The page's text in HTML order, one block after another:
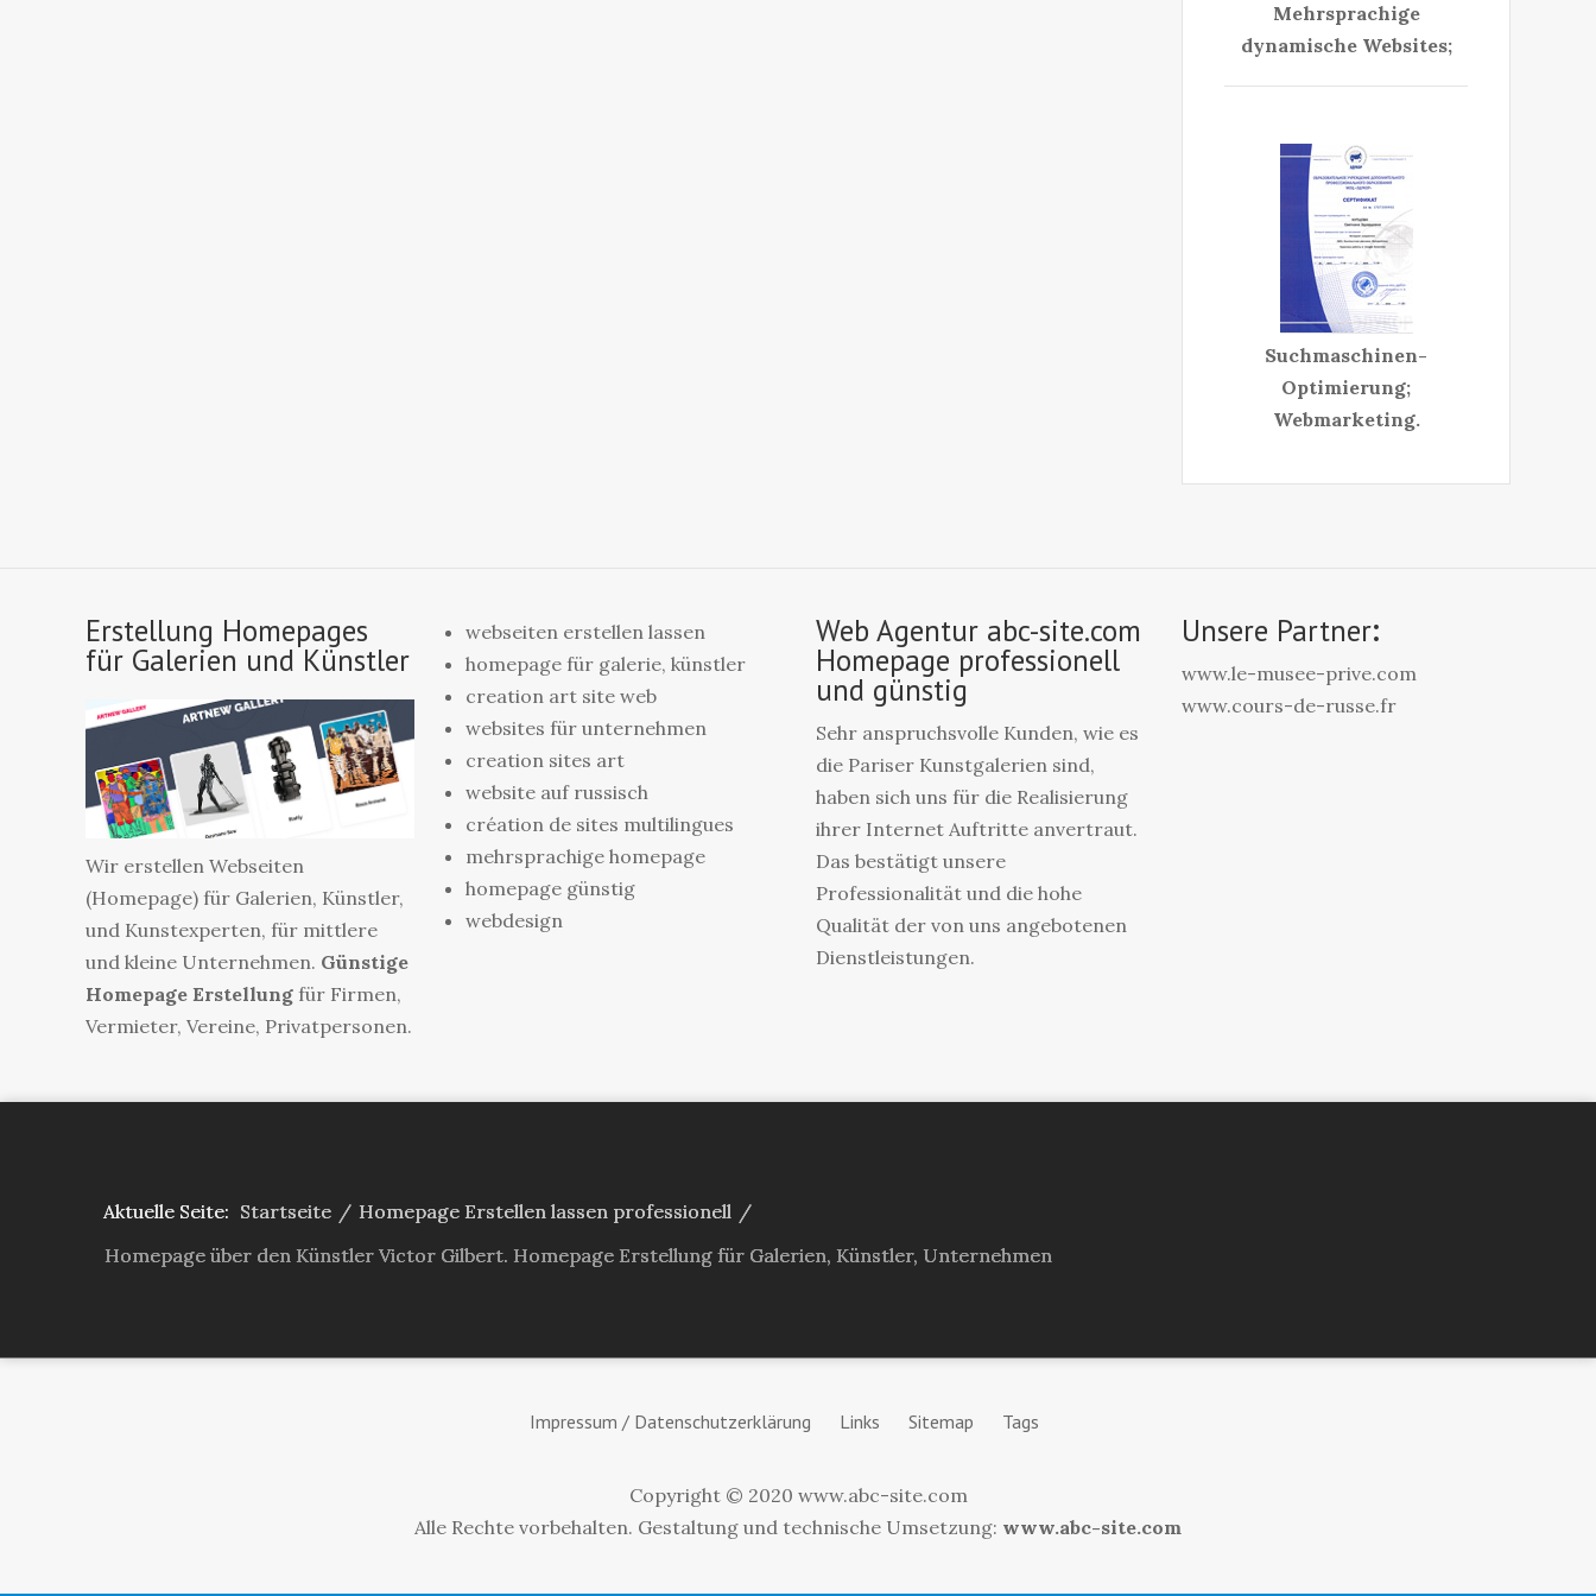
Mehrsprachige
dynamische Websites;
Suchmaschinen-
Optimierung;
Webmarketing.
Erstellung Homepages
für Galerien und Künstler
Wir erstellen Webseiten
(Homepage) für Galerien, Künstler,
und Kunstexperten, für mittlere
und kleine Unternehmen. Günstige
Homepage Erstellung für Firmen,
Vermieter, Vereine, Privatpersonen.
webseiten erstellen lassen
homepage für galerie, künstler
creation art site web
websites für unternehmen
creation sites art
website auf russisch
création de sites multilingues
mehrsprachige homepage
homepage günstig
webdesign
Web Agentur abc-site.com
Homepage professionell
und günstig
Sehr anspruchsvolle Kunden, wie es
die Pariser Kunstgalerien sind,
haben sich uns für die Realisierung
ihrer Internet Auftritte anvertraut.
Das bestätigt unsere
Professionalität und die hohe
Qualität der von uns angebotenen
Dienstleistungen.
Unsere Partner:
www.le-musee-prive.com
www.cours-de-russe.fr
Aktuelle Seite: Startseite / Homepage Erstellen lassen professionell /
Homepage über den Künstler Victor Gilbert. Homepage Erstellung für Galerien, Künstler, Unternehmen
Impressum / Datenschutzerklärung Links Sitemap Tags
Copyright © 2020 www.abc-site.com
Alle Rechte vorbehalten. Gestaltung und technische Umsetzung: www.abc-site.com